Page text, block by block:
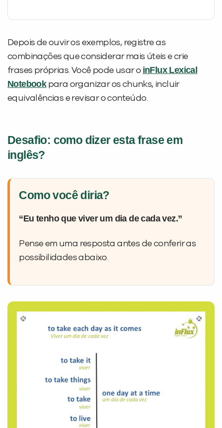
Depois de ouvir os exemplos, registre as
combinações que considerar mais úteis e crie
frases próprias. Você pode usar o inFlux Lexical
Notebookpara organizar os chunks, incluir
equivalências e revisar o conteúdo.
Desafio: como dizer esta frase em
inglês?
Como você diria?
“Eu tenho que viver um dia de cada vez.”
Pense em uma resposta antes de conferir as
possibilidades abaixo.